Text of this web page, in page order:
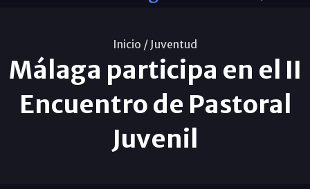
Inicio / Juventud
Málaga participa en el II
Encuentro de Pastoral
Juvenil